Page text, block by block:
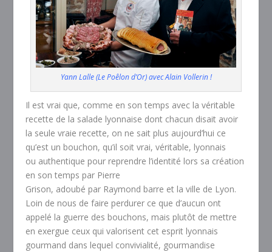
Yann Lalle (Le Poêlon d’Or) avec Alain Vollerin !
Il est vrai que, comme en son temps avec la véritable
recette de la salade lyonnaise dont chacun disait avoir
la seule vraie recette, on ne sait plus aujourd’hui ce
qu’est un bouchon, qu’il soit vrai, véritable, lyonnais
ou authentique pour reprendre l’identité lors sa création
en son temps par Pierre
Grison, adoubé par Raymond barre et la ville de Lyon.
Loin de nous de faire perdurer ce que d’aucun ont
appelé la guerre des bouchons, mais plutôt de mettre
en exergue ceux qui valorisent cet esprit lyonnais
gourmand dans lequel convivialité, gourmandise